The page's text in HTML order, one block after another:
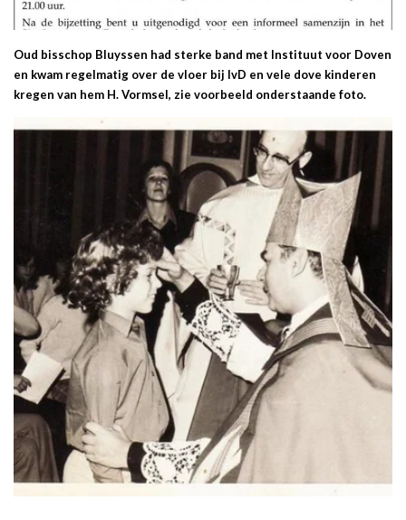
Oud bisschop Bluyssen had sterke band met Instituut voor Doven
en kwam regelmatig over de vloer bij IvD en vele dove kinderen
kregen van hem H. Vormsel, zie voorbeeld onderstaande foto.